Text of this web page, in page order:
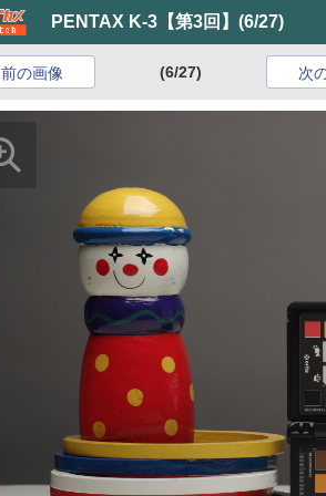
PENTAX K-3【第3回】 (6/27)
前の画像 (6/27) 次